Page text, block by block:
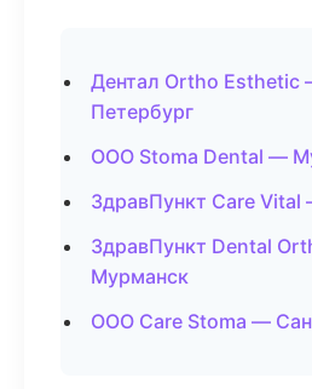
Дентал Ortho Esthetic
Петербург
ООО Stoma Dental —
ЗдравПункт Care
ЗдравПункт Dental
Мурманск
ООО Care Stoma —